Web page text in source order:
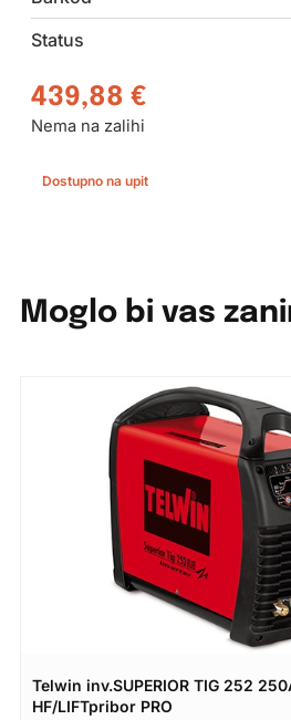
Status
439,88 €
Nema na zalihi
Dostupno na upit
Moglo bi vas
Telwin inv.SUPERIOR TIG 252
HF/LIFTpribor PRO